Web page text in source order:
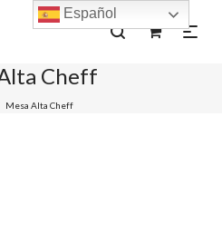
Cheff
Mesa Alta Cheff
Español